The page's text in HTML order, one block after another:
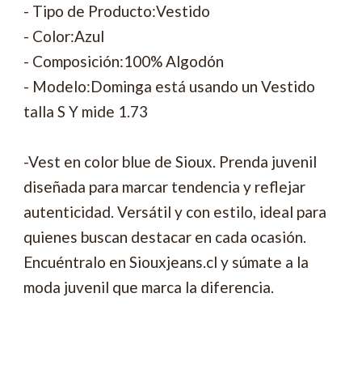
- Tipo de Producto:Vestido
- Color:Azul
- Composición:100% Algodón
- Modelo:Dominga está usando un Vestido
talla S Y mide 1.73
-Vest en color blue de Sioux. Prenda juvenil
diseñada para marcar tendencia y reflejar
autenticidad. Versátil y con estilo, ideal para
quienes buscan destacar en cada ocasión.
Encuéntralo en Siouxjeans.cl y súmate a la
moda juvenil que marca la diferencia.